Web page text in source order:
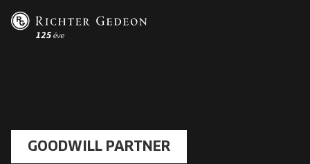
GOODWILL PARTNER